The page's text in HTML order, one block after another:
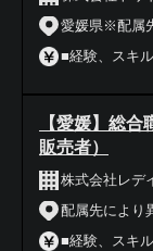
愛媛県※配属
■経験、スキ
【愛媛】総
販売者）
株式会社レデ
配属先により
■経験、スキ